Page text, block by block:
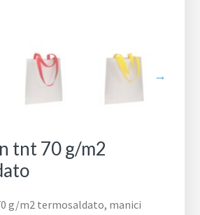
tnt 70 g/m2
g/m2 termosaldato, manici